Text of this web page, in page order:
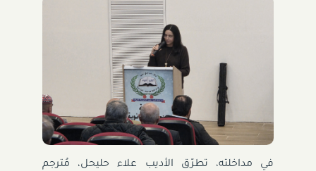
في مداخلته، تطرّق الأديب علاء حليحل، مُترجم